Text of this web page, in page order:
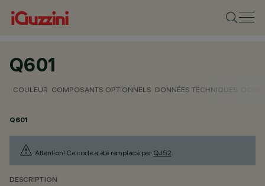
Q601
COULEUR COMPOSANTS OPTIONNELS DONNÉES TECHNIQUES
Q601
Attention! Ce code a été remplacé par QJ52.
DESCRIPTION